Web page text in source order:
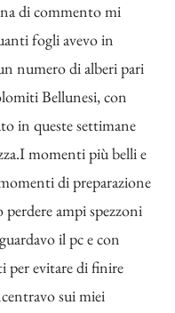
di commento mi
fogli avevo in
numero di alberi pari
Bellunesi, con
in queste settimane
momenti più belli e
di preparazione
ampi spezzoni
il pc e con
per evitare di finire
sui miei